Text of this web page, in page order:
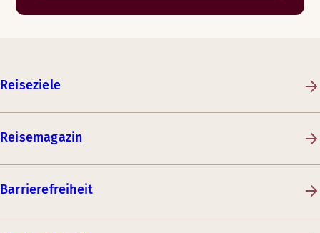
Reiseziele
Reisemagazin
Barrierefreiheit